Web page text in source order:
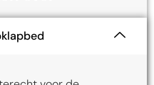
over